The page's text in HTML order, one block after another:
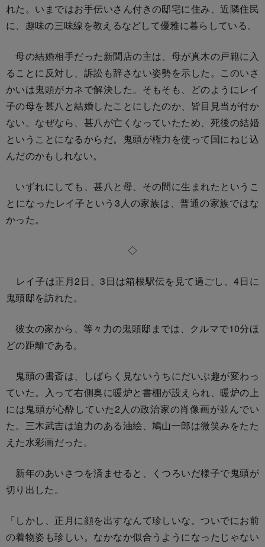
れた。いまではお手伝いさん付きの邸宅に住み、近隣住民
に、趣味の三味線を教えるなどして優雅に暮らしている。
母の結婚相手だった新聞店の主は、母が真木の戸籍に入
ることに反対し、訴訟も辞さない姿勢を示した。このいさ
かいは鬼頭がカネで解決した。そもそも、どのようにレイ
子の母を甚八と結婚したことにしたのか、皆目見当が付か
ない。なぜなら、甚八が亡くなっていたため、死後の結婚
ということになるからだ。鬼頭が権力を使って国にねじ込
んだのかもしれない。
いずれにしても、甚八と母、その間に生まれたというこ
とになったレイ子という3人の家族は、普通の家族ではな
かった。
◇
レイ子は正月2日、3日は箱根駅伝を見て過ごし、4日に
鬼頭邸を訪れた。
彼女の家から、等々力の鬼頭邸までは、クルマで10分ほ
どの距離である。
鬼頭の書斎は、しばらく見ないうちにだいぶ趣が変わっ
ていた。入って右側奥に暖炉と書棚が設えられ、暖炉の上
には鬼頭が心酔していた2人の政治家の肖像画が並んでい
た。三木武吉は迫力のある油絵、鳩山一郎は微笑みをたた
えた水彩画だった。
新年のあいさつを済ませると、くつろいだ様子で鬼頭が
切り出した。
「しかし、正月に顔を出すなんて珍しいな。ついでにお前
の着物姿も珍しい。なかなか似合うようになったじゃない